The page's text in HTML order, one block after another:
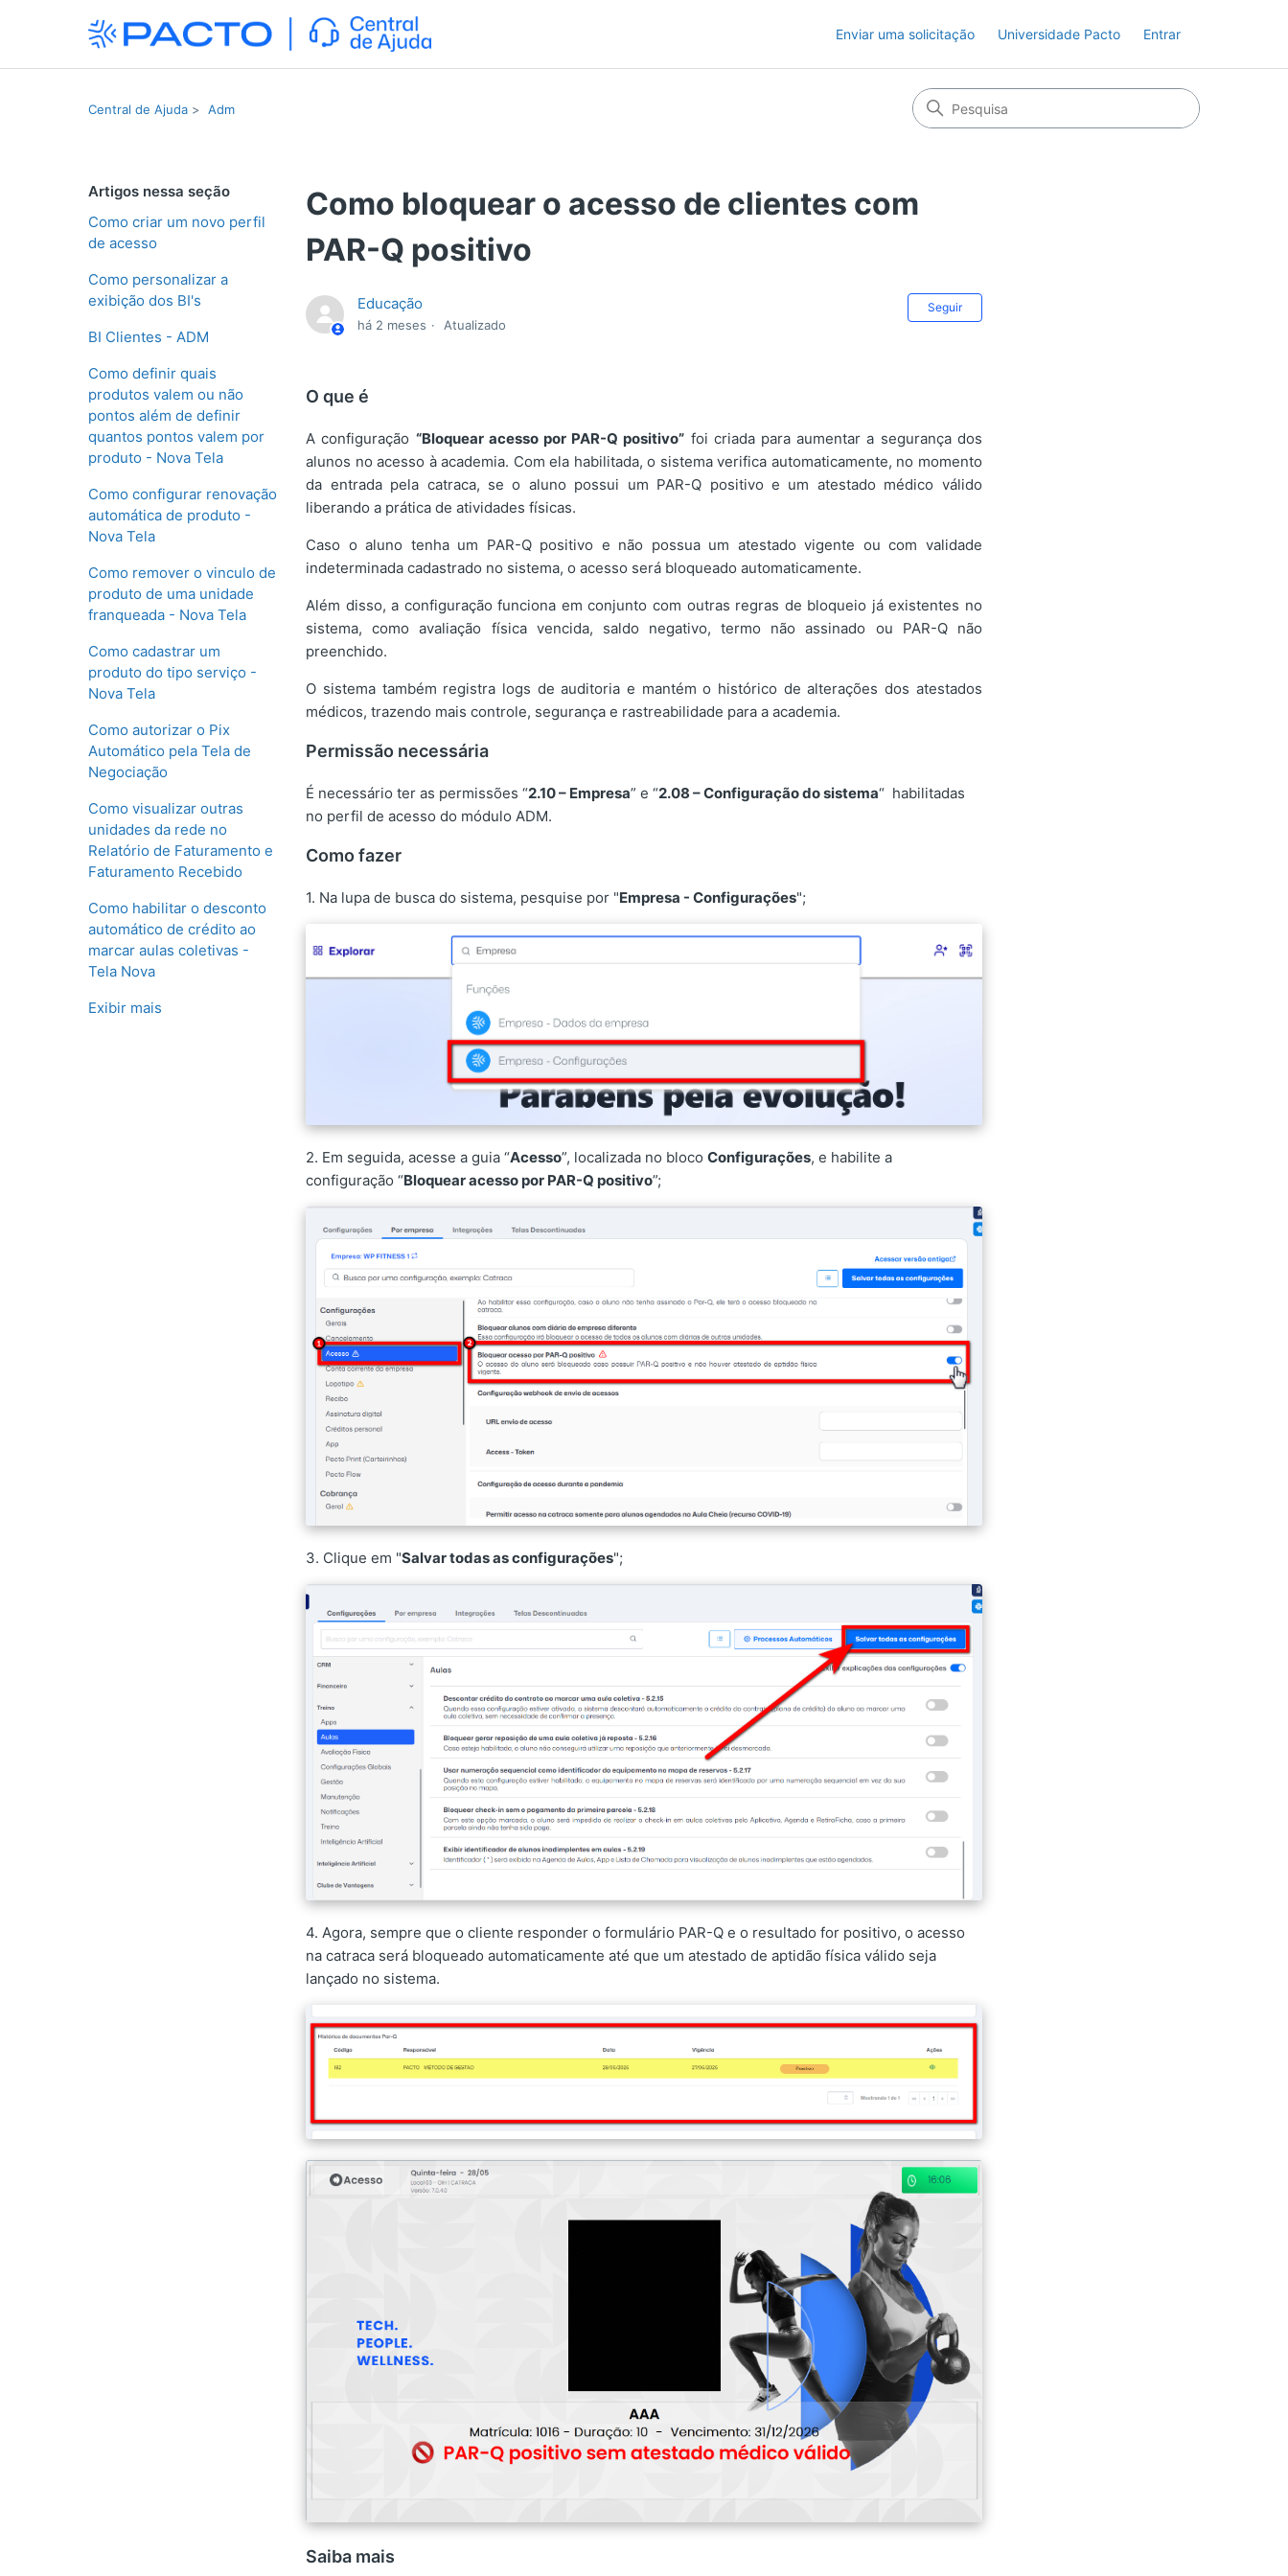
Enviar uma solicitação Universidade Pacto Entrar
Central de Ajuda Adm
Artigos nessa seção
Como criar um novo perfil
de acesso
Como personalizar a
exibição dos BI's
BI Clientes - ADM
Como definir quais
produtos valem ou não
pontos além de definir
quantos pontos valem por
produto - Nova Tela
Como configurar renovação
automática de produto -
Nova Tela
Como remover o vinculo de
produto de uma unidade
franqueada - Nova Tela
Como cadastrar um
produto do tipo serviço -
Nova Tela
Como autorizar o Pix
Automático pela Tela de
Negociação
Como visualizar outras
unidades da rede no
Relatório de Faturamento e
Faturamento Recebido
Como habilitar o desconto
automático de crédito ao
marcar aulas coletivas -
Tela Nova
Exibir mais
Como bloquear o acesso de clientes com
PAR-Q positivo
Educação
há 2 meses Atualizado
Seguir
O que é
A configuração “Bloquear acesso por PAR-Q positivo” foi criada para aumentar a segurança dos
alunos no acesso à academia. Com ela habilitada, o sistema verifica automaticamente, no momento
da entrada pela catraca, se o aluno possui um PAR-Q positivo e um atestado médico válido
liberando a prática de atividades físicas.
Caso o aluno tenha um PAR-Q positivo e não possua um atestado vigente ou com validade
indeterminada cadastrado no sistema, o acesso será bloqueado automaticamente.
Além disso, a configuração funciona em conjunto com outras regras de bloqueio já existentes no
sistema, como avaliação física vencida, saldo negativo, termo não assinado ou PAR-Q não
preenchido.
O sistema também registra logs de auditoria e mantém o histórico de alterações dos atestados
médicos, trazendo mais controle, segurança e rastreabilidade para a academia.
Permissão necessária
É necessário ter as permissões “2.10 – Empresa” e “2.08 – Configuração do sistema“ habilitadas
no perfil de acesso do módulo ADM.
Como fazer
1. Na lupa de busca do sistema, pesquise por "Empresa - Configurações";
2. Em seguida, acesse a guia “Acesso”, localizada no blocoConfigurações, e habilite a
configuração “Bloquear acesso por PAR-Q positivo”;
3. Clique em "Salvar todas as configurações";
4. Agora, sempre que o cliente responder o formulário PAR-Q e o resultado for positivo, o acesso
na catraca será bloqueado automaticamente até que um atestado de aptidão física válido seja
lançado no sistema.
Saiba mais